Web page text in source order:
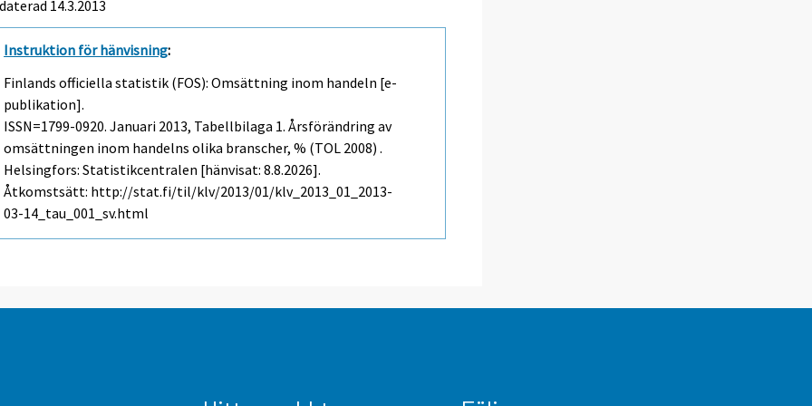
14.3.2013
Instruktion för hänvisning:
Finlands officiella statistik (FOS): Omsättning inom handeln [e-
publikation].
ISSN=1799-0920.Januari 2013, Tabellbilaga 1. Årsförändring av
omsättningen inom handelns olika branscher, % (TOL 2008) .
Helsingfors: Statistikcentralen [hänvisat: 8.8.2026].
Åtkomstsätt: http://stat.fi/til/klv/2013/01/klv_2013_01_2013-
03-14_tau_001_sv.html